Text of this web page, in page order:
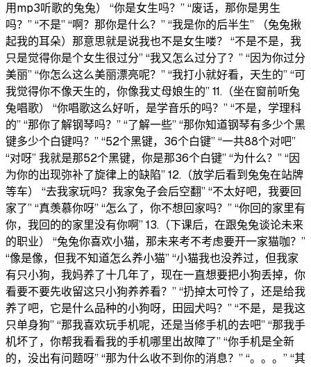
用mp3听歌的兔兔） “你是女生吗？” “废话，那你是男生
吗？” “不是” “啊？那你是什么？” “我是你的后半生” （兔兔揪
起我的耳朵）那意思就是说我也不是女生喽？ “不是不是，我
只是觉得你是个女生很过分” “我又怎么过分了？” “因为你过分
美丽” “你怎么这么美丽漂亮呢？” “我打小就好看，天生的” “可
我觉得你不像天生的，你像我丈母娘生的” 11.（坐在窗前听兔
兔唱歌） “你唱歌这么好听，是学音乐的吗？” “不是，学理科
的” “那你了解钢琴吗？” “了解一些” “那你知道钢琴有多少个黑
键多少个白键吗？” “52个黑键，36个白键” “一共88个对吧”
“对呀” 我就是那52个黑键，你是那36个白键” “为什么？” “因
为你的出现弥补了旋律上的缺陷” 12.（放学后看到兔兔在站牌
等车） “去我家玩吗？我家兔子会后空翻” “不太好吧，我要回
家了” “真羡慕你呀” “怎么了，你不想回家吗？” “你回的家里有
你，我回的的家里没有你啊” 13.（下课后，在跟兔兔谈论未来
的职业） “兔兔你喜欢小猫，那未来考不考虑要开一家猫咖？”
“像是像，但我不知道怎么养小猫” “小猫我也没养过，但我家
有只小狗，我妈养了十几年了，现在一直想要把小狗丢掉，你
看要不要先收留这只小狗养养看？” “扔掉太可怜了，还是给我
养了吧，它是什么品种的小狗呀，田园犬吗？” “不是，是我这
只单身狗” “那我喜欢玩手机呢，还是当修手机的去吧” “那我手
机坏了，你帮我看看我的手机哪里出故障了” “你手机是全新
的，没出有问题呀” “那为什么收不到你的消息？” “。。。” “其